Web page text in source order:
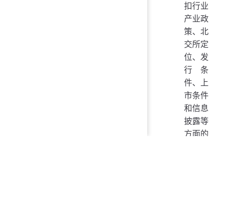
扣行业
产业政
策、北
交所定
位、发
行条
件、上
市条件
和信息
披露等
方面的